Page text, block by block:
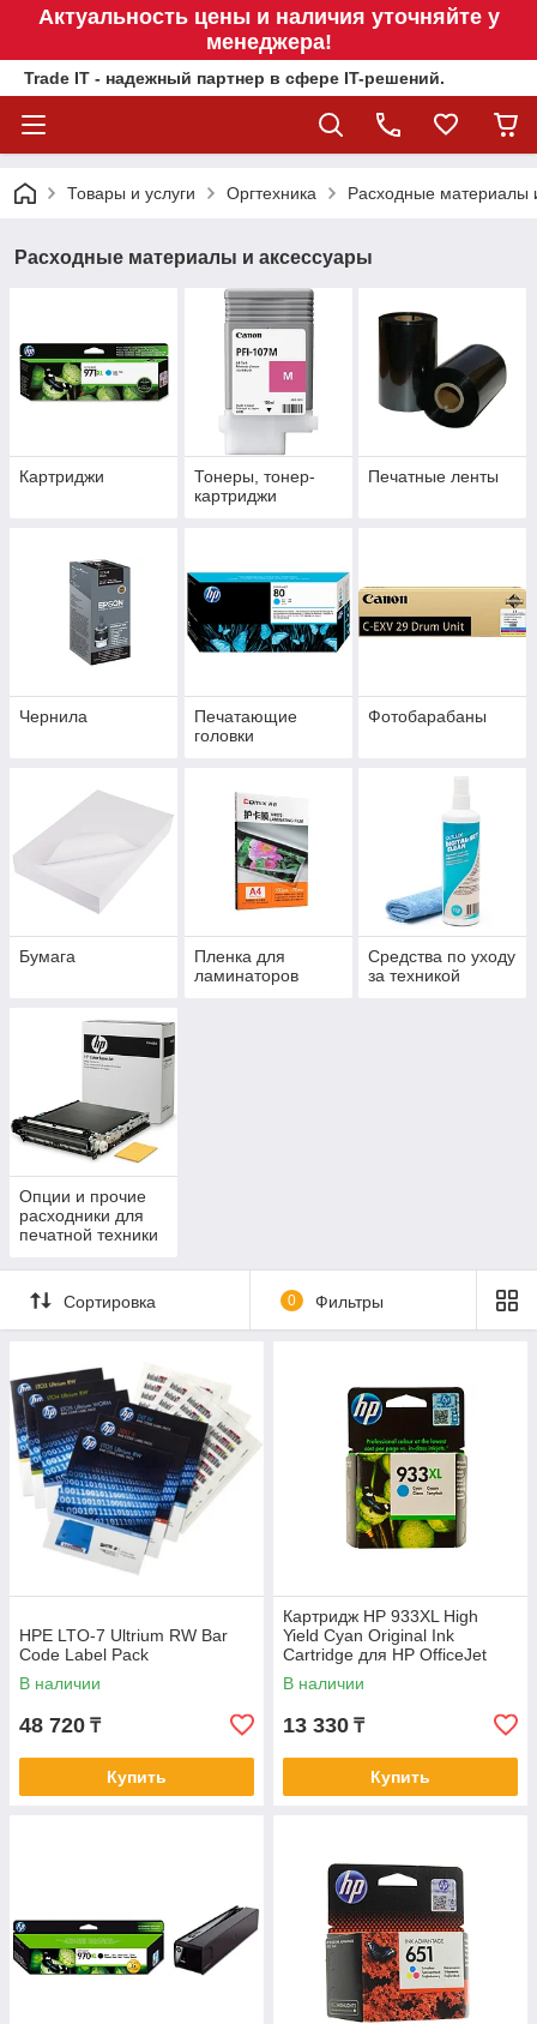
Актуальность цены и наличия уточняйте у
менеджера!
Trade IT - надежный партнер в сфере IT-решений.
Товары и услуги Оргтехника Расходные материалы
Расходные материалы и аксессуары
Картриджи
Тонеры, тонер-
картриджи
Печатные ленты
Чернила
Печатающие
головки
Фотобарабаны
Бумага
Пленка для
ламинаторов
Средства по уходу
за техникой
Опции и прочие
расходники для
печатной техники
Сортировка 0 Фильтры
HPE LTO-7 Ultrium RW Bar
Code Label Pack
В наличии
48 720 ₸
Купить
Картридж HP 933XL High
Yield Cyan Original Ink
Cartridge для HP OfficeJet
6100, 6600 series, HP
OfficeJet Pro
В наличии
13 330 ₸
Купить